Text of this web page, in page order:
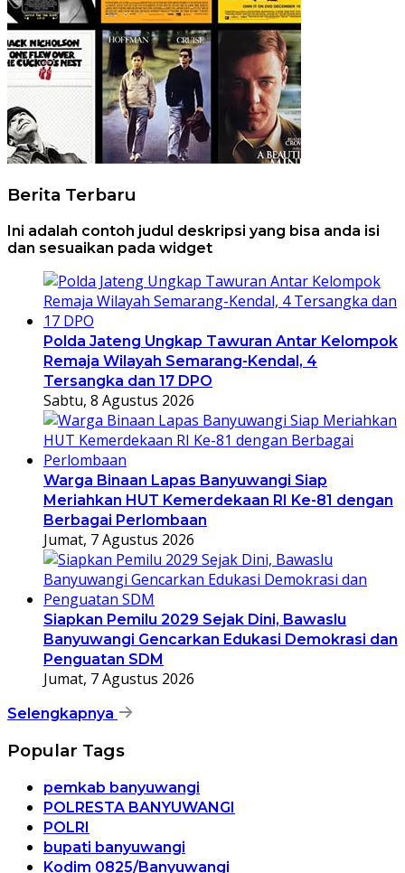
Berita Terbaru
Ini adalah contoh judul deskripsi yang bisa anda isi
dan sesuaikan pada widget
Polda Jateng Ungkap Tawuran Antar Kelompok
Remaja Wilayah Semarang-Kendal, 4
Tersangka dan 17 DPO
Sabtu, 8 Agustus 2026
Warga Binaan Lapas Banyuwangi Siap
Meriahkan HUT Kemerdekaan RI Ke-81 dengan
Berbagai Perlombaan
Jumat, 7 Agustus 2026
Siapkan Pemilu 2029 Sejak Dini, Bawaslu
Banyuwangi Gencarkan Edukasi Demokrasi dan
Penguatan SDM
Jumat, 7 Agustus 2026
Selengkapnya
Popular Tags
pemkab banyuwangi
POLRESTA BANYUWANGI
POLRI
bupati banyuwangi
Kodim 0825/Banyuwangi